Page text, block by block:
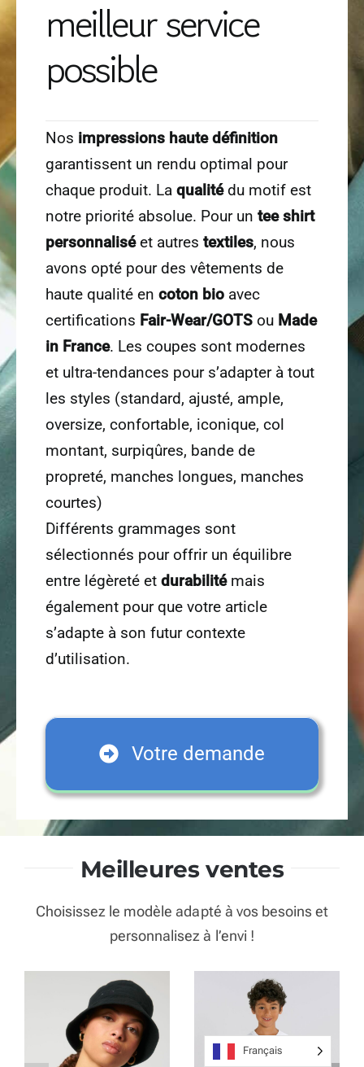
partenaires afin de
vous offrir le
meilleur service
possible
Nosimpressionshaute définition
garantissent un rendu optimal pour
chaque produit. Laqualité du motif est
notre priorité absolue. Pour un tee shirt
personnaliséet autrestextiles, nous
avons opté pour des vêtements de
haute qualité encoton bioavec
certificationsFair-Wear/GOTSouMade
in France . Les coupes sont modernes
et ultra-tendances pour s’adapter à tout
les styles (standard, ajusté, ample,
oversize, confortable, iconique, col
montant, surpiqûres, bande de
propreté, manches longues, manches
courtes)
Différents grammages sont
sélectionnés pour offrir un équilibre
s’adapte à son futur contexte
d’utilisation.
Meilleures ventes
Choisissez le modèle adapté à vos besoins et
personnalisez à l’envi !
Français